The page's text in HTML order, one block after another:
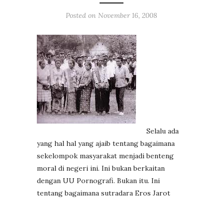
Posted on November 16, 2008
Selalu ada
yang hal hal yang ajaib tentang bagaimana
sekelompok masyarakat menjadi benteng
moral di negeri ini. Ini bukan berkaitan
dengan UU Pornografi. Bukan itu. Ini
tentang bagaimana sutradara Eros Jarot